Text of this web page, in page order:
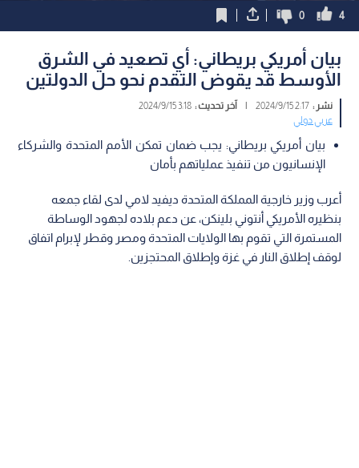
4
0
بيان أمريكي بريطاني: أي تصعيد في الشرق
الأوسط قد يقوض التقدم نحو حل الدولتين
نشر :2:17 2024/9/15
| آخر تحديث :3:18 2024/9/15
عربي دولي
بيان أمريكي بريطاني: يجب ضمان تمكن الأمم المتحدة والشركاء
الإنسانيون من تنفيذ عملياتهم بأمان
أعرب وزير خارجية المملكة المتحدة ديفيد لامي لدى لقاء جمعه
بنظيره الأمريكي أنتوني بلينكن، عن دعم بلاده لجهود الوساطة
المستمرة التي تقوم بها الولايات المتحدة ومصر وقطر لإبرام اتفاق
لوقف إطلاق النار في غزة وإطلاق المحتجزين.